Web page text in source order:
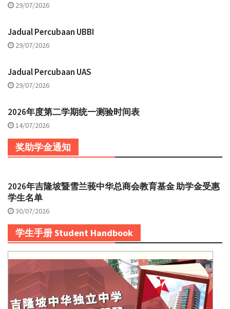
29/07/2026
Jadual Percubaan UBBI
29/07/2026
Jadual Percubaan UAS
29/07/2026
2026年度第二学期统一测验时间表
14/07/2026
奖助学金通知
2026年吉隆坡暨雪兰莪中华总商会教育基金 助学金受惠
学生名单
30/07/2026
学生手册 Student Handbook